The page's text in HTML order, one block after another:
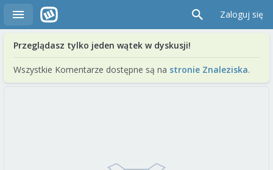
Zaloguj się
Przeglądasz tylko jeden wątek w dyskusji!
Wszystkie Komentarze dostępne są na stronie Znaleziska.